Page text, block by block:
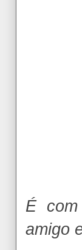
É
amigo